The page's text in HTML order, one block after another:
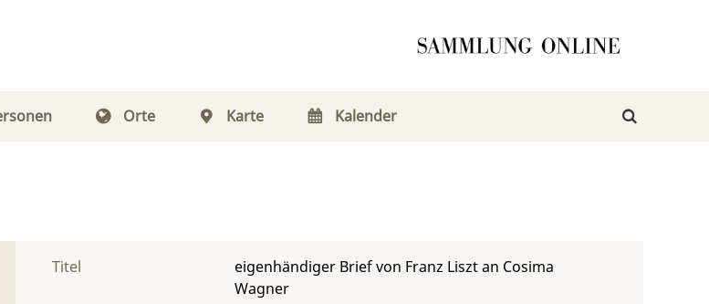
Orte Karte Kalender
Titel
eigenhändiger Brief von Franz Liszt an Cosima
Wagner